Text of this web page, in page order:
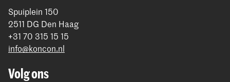
Spuiplein 150
2511 DG Den Haag
+31 70 315 15 15
info@koncon.nl
Volg ons